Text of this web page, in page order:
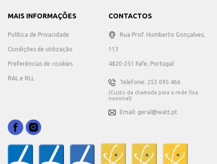
MAIS INFORMAÇÕES
Política de Privacidade
Condições de utilização
Preferências de cookies
RAL e RLL
CONTACTOS
Rua Prof. Humberto Gonçalves,
113
4820-251 Fafe, Portugal
Telefone: 253 095 466
(Custo da chamada para a rede fixa
nacional)
Email: geral@watt.pt